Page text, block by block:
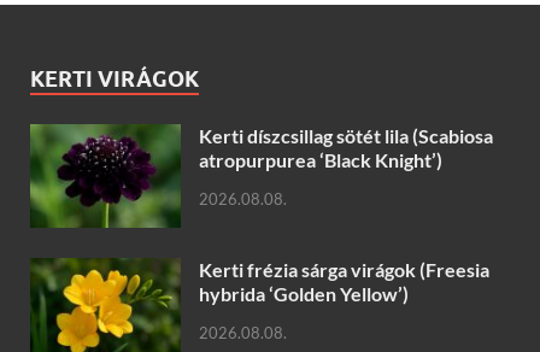
KERTI VIRÁGOK
Kerti díszcsillag sötét lila (Scabiosa
atropurpurea ‘Black Knight’)
2026.08.08.
Kerti frézia sárga virágok (Freesia
hybrida ‘Golden Yellow’)
2026.08.08.